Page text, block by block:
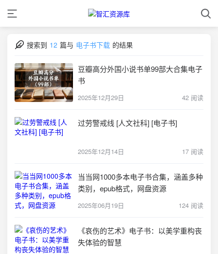
搜索到 12 篇与 电子书下载 的结果
豆瓣高分外国小说书单99部大合集电子
书
2025年12月29日 42 阅读
过劳警戒线 [人文社科] [电子书]
2025年12月14日 17 阅读
当当网1000多本电子书合集，涵盖多种
类别，epub格式，网盘资源
2025年06月19日 124 阅读
《哀伤的艺术》电子书：以美学重构丧
失体验的智慧